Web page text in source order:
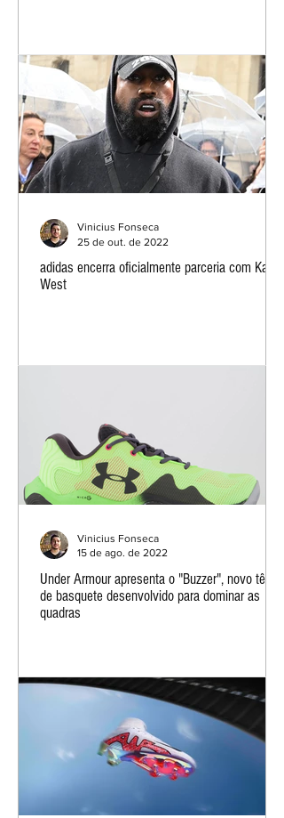
adidas encerra oficialmente parceria com Kanye
West
Vinicius Fonseca
25 de out. de 2022
Under Armour apresenta o "Buzzer", novo tênis
de basquete desenvolvido para dominar as
quadras
Vinicius Fonseca
15 de ago. de 2022